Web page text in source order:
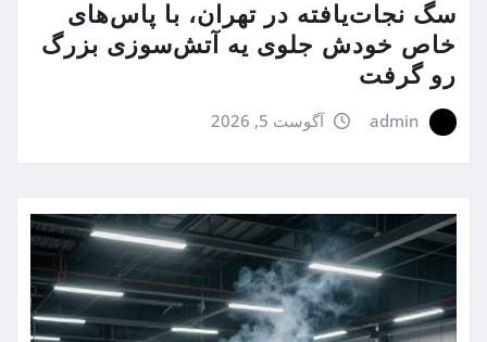
سگ نجات‌یافته در تهران، با پاس‌های
خاص خودش جلوی یه آتش‌سوزی بزرگ
رو گرفت
admin آگوست 5, 2026